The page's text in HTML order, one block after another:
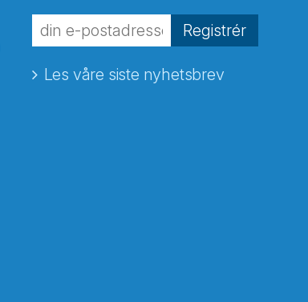
Registrér
Les våre siste nyhetsbrev